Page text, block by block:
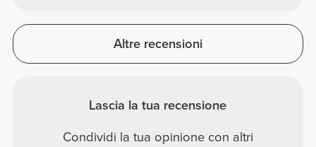
Altre recensioni
Lascia la tua recensione
Condividi la tua opinione con altri